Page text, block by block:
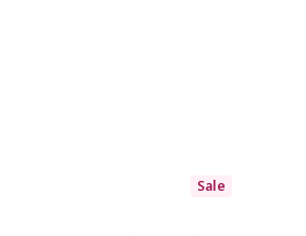
Sale